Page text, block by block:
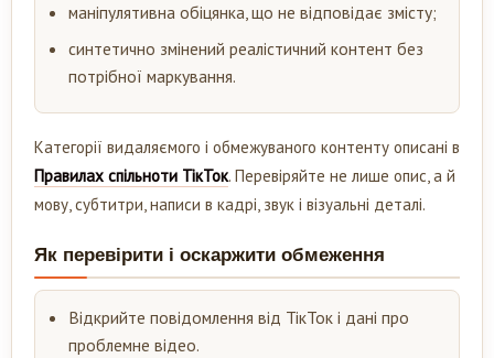
маніпулятивна обіцянка, що не відповідає змісту;
синтетично змінений реалістичний контент без
потрібної маркування.
Категорії видаляємого і обмежуваного контенту описані в
Правилах спільноти ТікТок. Перевіряйте не лише опис, а й
мову, субтитри, написи в кадрі, звук і візуальні деталі.
Як перевірити і оскаржити обмеження
Відкрийте повідомлення від ТікТок і дані про
проблемне відео.